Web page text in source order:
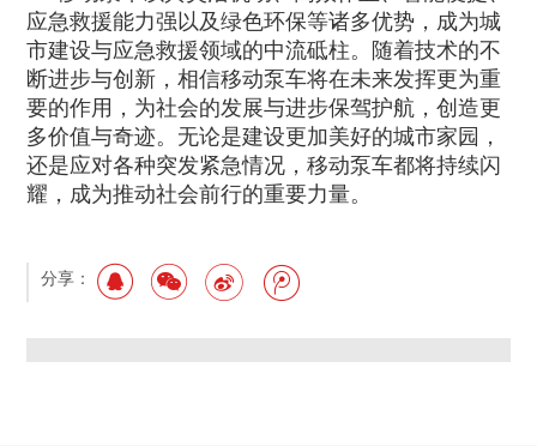
应急救援能力强以及绿色环保等诸多优势，成为城
市建设与应急救援领域的中流砥柱。随着技术的不
断进步与创新，相信移动泵车将在未来发挥更为重
要的作用，为社会的发展与进步保驾护航，创造更
多价值与奇迹。无论是建设更加美好的城市家园，
还是应对各种突发紧急情况，移动泵车都将持续闪
耀，成为推动社会前行的重要力量。
分享：